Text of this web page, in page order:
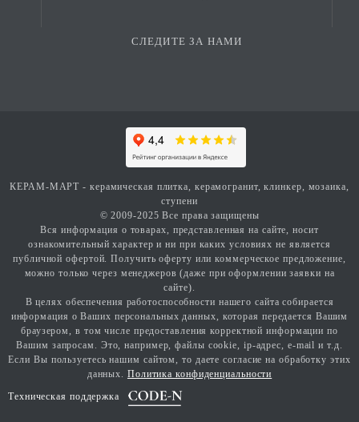
СЛЕДИТЕ ЗА НАМИ
КЕРАМ-МАРТ - керамическая плитка, керамогранит, клинкер, мозаика,
ступени
© 2009-2025 Все права защищены
Вся информация о товарах, представленная на сайте, носит
ознакомительный характер и ни при каких условиях не является
публичной офертой. Получить оферту или коммерческое предложение,
можно только через менеджеров (даже при оформлении заявки на
сайте).
В целях обеспечения работоспособности нашего сайта собирается
информация о Ваших персональных данных, которая передается Вашим
браузером, в том числе предоставления корректной информации по
Вашим запросам. Это, например, файлы cookie, ip-адрес, e-mail и т.д.
Если Вы пользуетесь нашим сайтом, то даете согласие на обработку этих
данных. Политика конфиденциальности
Техническая поддержка